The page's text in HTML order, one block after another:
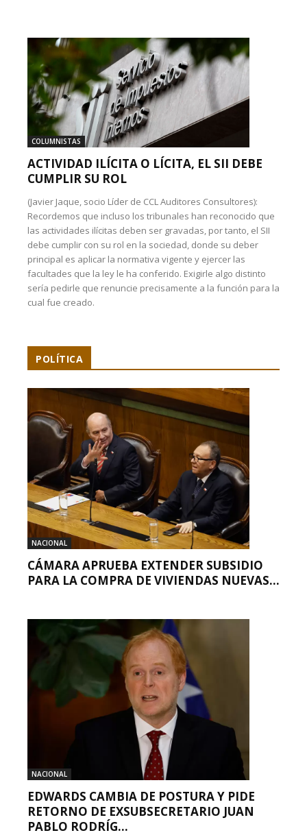
COLUMNISTAS
ACTIVIDAD ILÍCITA O LÍCITA, EL SII DEBE
CUMPLIR SU ROL
(Javier Jaque, socio Líder de CCL Auditores Consultores):
Recordemos que incluso los tribunales han reconocido que
las actividades ilícitas deben ser gravadas, por tanto, el SII
debe cumplir con su rol en la sociedad, donde su deber
principal es aplicar la normativa vigente y ejercer las
facultades que la ley le ha conferido. Exigirle algo distinto
sería pedirle que renuncie precisamente a la función para la
cual fue creado.
POLÍTICA
NACIONAL
CÁMARA APRUEBA EXTENDER SUBSIDIO
PARA LA COMPRA DE VIVIENDAS NUEVAS...
NACIONAL
EDWARDS CAMBIA DE POSTURA Y PIDE
RETORNO DE EXSUBSECRETARIO JUAN
PABLO RODRÍG...